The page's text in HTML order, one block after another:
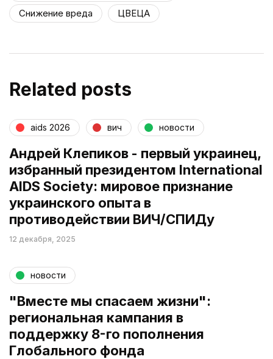
Снижение вреда
ЦВЕЦА
Related posts
aids 2026 вич новости
Андрей Клепиков - первый украинец,
избранный президентом International
AIDS Society: мировое признание
украинского опыта в
противодействии ВИЧ/СПИДу
12 декабря, 2025
новости
"Вместе мы спасаем жизни":
региональная кампания в
поддержку 8-го пополнения
Глобального фонда